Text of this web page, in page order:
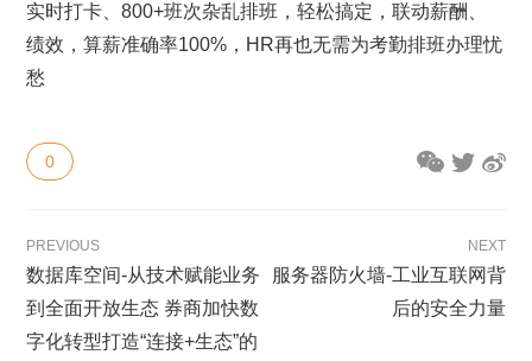
实时打卡、800+班次杂乱排班，轻松搞定，联动薪酬、
绩效，算薪准确率100%，HR再也无需为考勤排班办理忧
愁
0
PREVIOUS
数据库空间-从技术赋能业务
到全面开放生态 券商加快数
字化转型打造“连接+生态”的
NEXT
服务器防火墙-工业互联网背
后的安全力量